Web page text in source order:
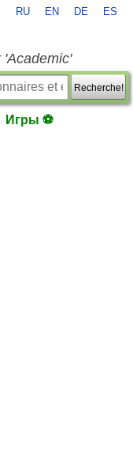
RU EN DE ES
'Academic'
Recherche!
Игры ⚽